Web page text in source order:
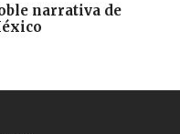
narrativa de